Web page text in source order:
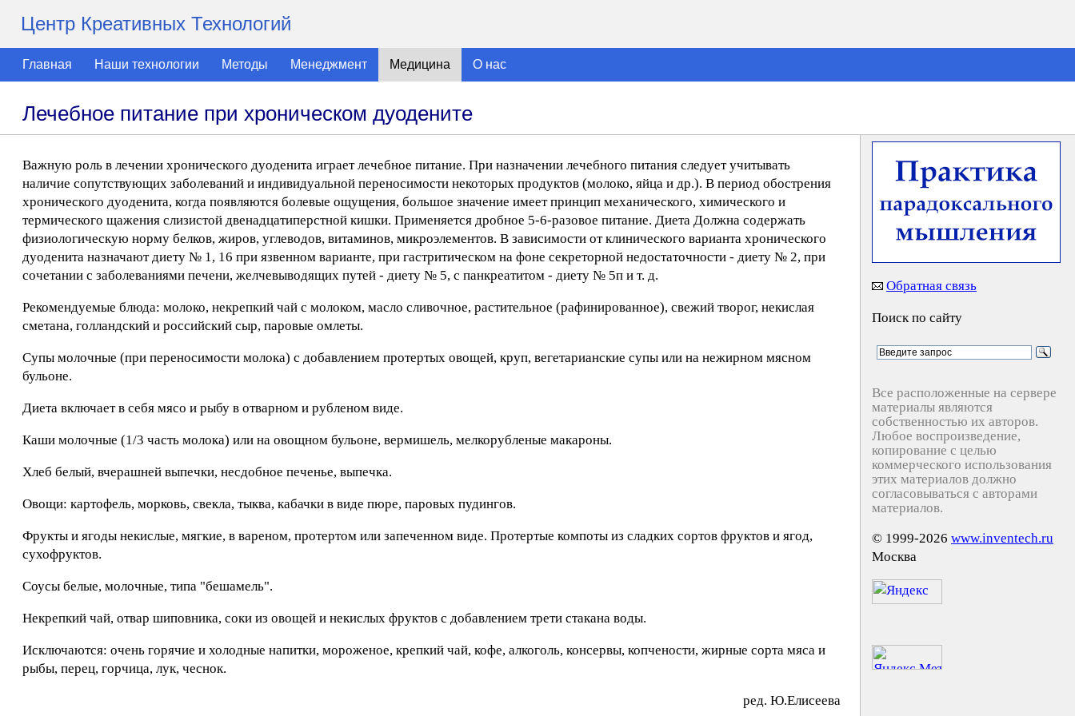
Центр Креативных Технологий
Главная Наши технологии Методы Менеджмент Медицина О нас
Лечебное питание при хроническом дуодените
Важную роль в лечении хронического дуоденита играет лечебное питание. При назначении лечебного питания следует учитывать
наличие сопутствующих заболеваний и индивидуальной переносимости некоторых продуктов (молоко, яйца и др.). В период обострения
хронического дуоденита, когда появляются болевые ощущения, большое значение имеет принцип механического, химического и
термического щажения слизистой двенадцатиперстной кишки. Применяется дробное 5-6-разовое питание. Диета Должна содержать
физиологическую норму белков, жиров, углеводов, витаминов, микроэлементов. В зависимости от клинического варианта хронического
дуоденита назначают диету № 1, 16 при язвенном варианте, при гастритическом на фоне секреторной недостаточности - диету № 2, при
сочетании с заболеваниями печени, желчевыводящих путей - диету № 5, с панкреатитом - диету № 5п и т. д.
Рекомендуемые блюда: молоко, некрепкий чай с молоком, масло сливочное, растительное (рафинированное), свежий творог, некислая
сметана, голландский и российский сыр, паровые омлеты.
Супы молочные (при переносимости молока) с добавлением протертых овощей, круп, вегетарианские супы или на нежирном мясном
бульоне.
Диета включает в себя мясо и рыбу в отварном и рубленом виде.
Каши молочные (1/3 часть молока) или на овощном бульоне, вермишель, мелкорубленые макароны.
Хлеб белый, вчерашней выпечки, несдобное печенье, выпечка.
Овощи: картофель, морковь, свекла, тыква, кабачки в виде пюре, паровых пудингов.
Фрукты и ягоды некислые, мягкие, в вареном, протертом или запеченном виде. Протертые компоты из сладких сортов фруктов и ягод,
сухофруктов.
Соусы белые, молочные, типа "бешамель".
Некрепкий чай, отвар шиповника, соки из овощей и некислых фруктов с добавлением трети стакана воды.
Исключаются: очень горячие и холодные напитки, мороженое, крепкий чай, кофе, алкоголь, консервы, копчености, жирные сорта мяса и
рыбы, перец, горчица, лук, чеснок.
peд. Ю.Eлиceeвa
Обратная связь
Поиск по сайту
Все расположенные на сервере
материалы являются
собственностью их авторов.
Любое воспроизведение,
копирование с целью
коммерческого использования
этих материалов должно
согласовываться с авторами
материалов.
© 1999-2026 www.inventech.ru
Москва